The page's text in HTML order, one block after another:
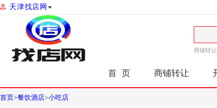
天津找店网
商铺转让
首 页 商铺转让
首页>餐饮酒店>小吃店